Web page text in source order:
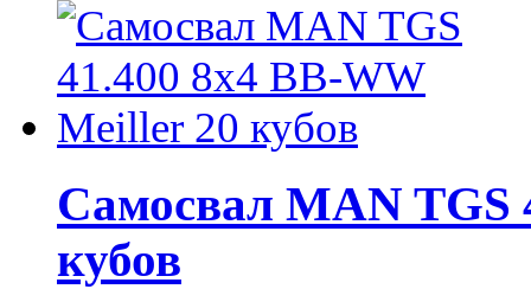
Самосвал MAN TGS
кубов